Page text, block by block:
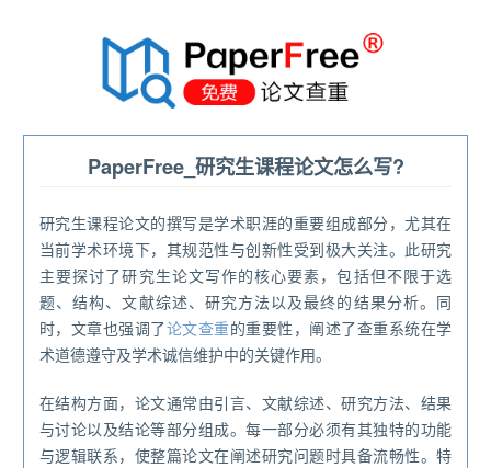
PaperFree_研究生课程论文怎么写?
研究生课程论文的撰写是学术职涯的重要组成部分，尤其在
当前学术环境下，其规范性与创新性受到极大关注。此研究
主要探讨了研究生论文写作的核心要素，包括但不限于选
题、结构、文献综述、研究方法以及最终的结果分析。同
时，文章也强调了论文查重的重要性，阐述了查重系统在学
术道德遵守及学术诚信维护中的关键作用。
在结构方面，论文通常由引言、文献综述、研究方法、结果
与讨论以及结论等部分组成。每一部分必须有其独特的功能
与逻辑联系，使整篇论文在阐述研究问题时具备流畅性。特